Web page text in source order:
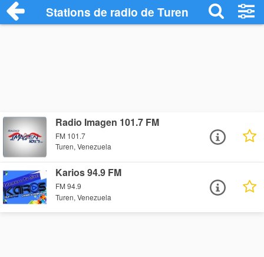
Stations de radio de Turen
Radio Imagen 101.7 FM
FM 101.7
Turen, Venezuela
Karios 94.9 FM
FM 94.9
Turen, Venezuela